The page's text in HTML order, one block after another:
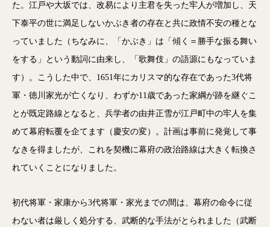
た。江戸や大坂では、改易により主君を失った牢人が増加し、天
下泰平の世に満足しないかぶき者の存在と共に政情不安の種とな
っていました（ちなみに、「かぶき」は「傾く＝勝手な振る舞い
をする」という動詞に由来し、「歌舞伎」の語源にもなっていま
す）。こうした中で、1651年にカリスマ的な存在であった3代将
軍・徳川家光が亡くなり、わずか11歳であった家綱が跡を継ぐこ
とが既定路線となると、兵学者の由井正雪が江戸町中の牢人を集
めて幕府転覆を企てます（慶安の変）。計画は事前に発覚して事
なきを得ましたが、これを契機に幕府の政治路線は大きく転換さ
れていくことになりました。
初代将軍・家康から3代将軍・家光までの間は、幕府の命令に従
わない者は厳しく処分する、武断的な手法がとられました（武断